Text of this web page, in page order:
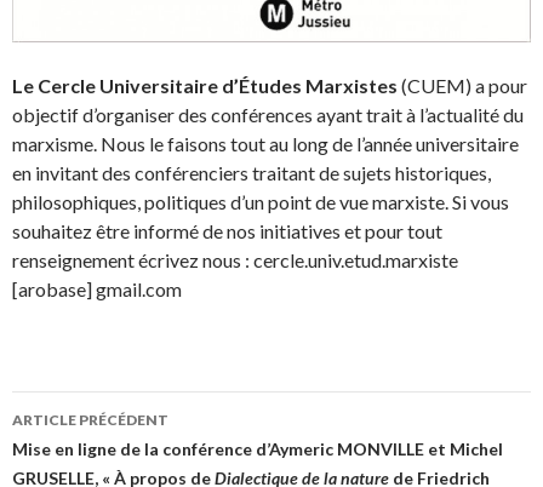
Le Cercle Universitaire d’Études Marxistes (CUEM) a pour
objectif d’organiser des conférences ayant trait à l’actualité du
marxisme. Nous le faisons tout au long de l’année universitaire
en invitant des conférenciers traitant de sujets historiques,
philosophiques, politiques d’un point de vue marxiste. Si vous
souhaitez être informé de nos initiatives et pour tout
renseignement écrivez nous : cercle.univ.etud.marxiste
[arobase] gmail.com
Navigation
des
ARTICLE PRÉCÉDENT
Mise en ligne de la conférence d’Aymeric MONVILLE et Michel
GRUSELLE, « À propos deDialectique de la nature de Friedrich